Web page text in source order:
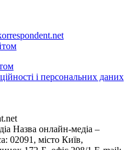
і персональних даних
Назва онлайн-медіа –
02091, місто Київ,